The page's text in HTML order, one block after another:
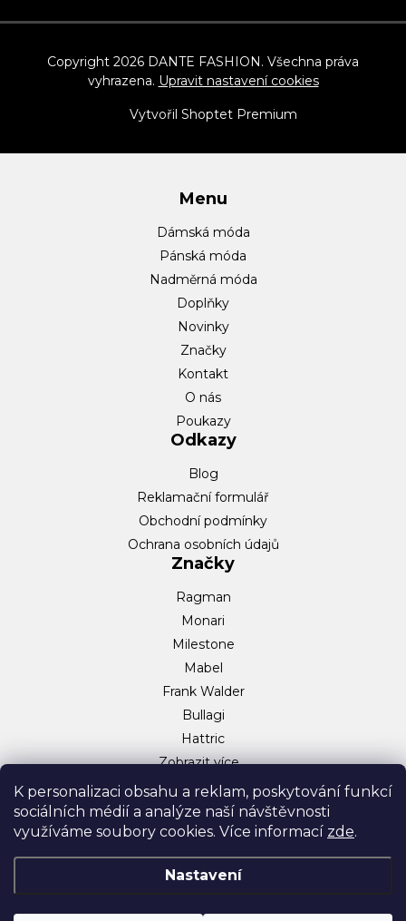
K personalizaci obsahu a reklam, poskytování funkcí
sociálních médií a analýze naší návštěvnosti
využíváme soubory cookies. Více informací zde.
Nastavení
á
í
Vytvořil Shoptet Premium
Copyright 2026 DANTE FASHION. Všechna práva
vyhrazena. Upravit nastavení cookies
Menu
Dámská móda
Pánská móda
Nadměrná móda
Doplňky
Novinky
Značky
Kontakt
O nás
Poukazy
Odkazy
Blog
Reklamační formulář
Obchodní podmínky
Ochrana osobních údajů
Značky
Ragman
Monari
Milestone
Mabel
Frank Walder
Bullagi
Hattric
Zobrazit více…
Sociální sítě
Facebook
Instagram
TikTok